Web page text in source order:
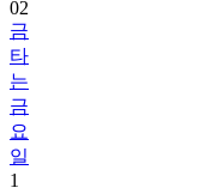
02
금
타
는
금
요
일
1